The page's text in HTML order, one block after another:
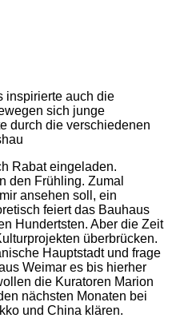
inspirierte auch die
sich junge
durch die verschiedenen
Rabat eingeladen.
den Frühling. Zumal
ansehen soll, ein
feiert das Bauhaus
Hundertsten. Aber die Zeit
überbrücken.
Hauptstadt und frage
Weimar es bis hierher
die Kuratoren Marion
nächsten Monaten bei
und China klären.